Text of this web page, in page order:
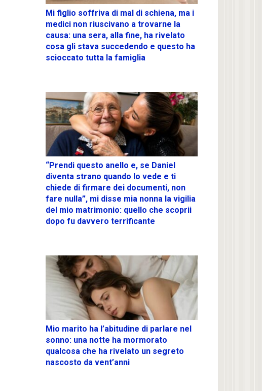
Mi figlio soffriva di mal di schiena, ma i
medici non riuscivano a trovarne la
causa: una sera, alla fine, ha rivelato
cosa gli stava succedendo e questo ha
scioccato tutta la famiglia
“Prendi questo anello e, se Daniel
diventa strano quando lo vede e ti
chiede di firmare dei documenti, non
fare nulla”, mi disse mia nonna la vigilia
del mio matrimonio: quello che scoprii
dopo fu davvero terrificante
Mio marito ha l’abitudine di parlare nel
sonno: una notte ha mormorato
qualcosa che ha rivelato un segreto
nascosto da vent’anni